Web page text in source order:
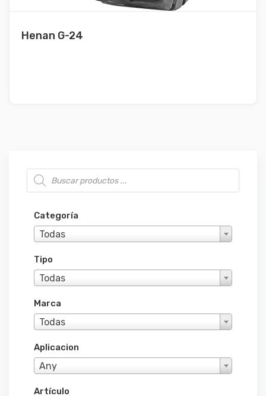
Búsqueda de productos
Categoría
Todas
Tipo
Todas
Marca
Todas
Aplicacion
Any
Artículo
Henan G-24